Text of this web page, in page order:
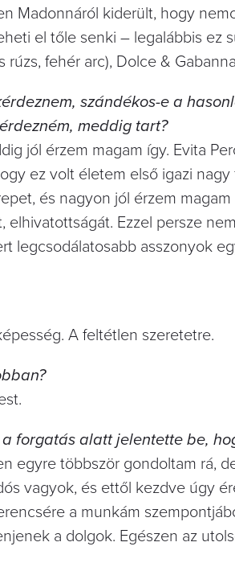
Madonnáról kiderült, hogy
el tőle senki – legalábbis ez
rúzs, fehér arc), Dolce &
szándékos-e a
meddig tart?
jól érzem magam így. Evita
ez volt életem első igazi
és nagyon jól érzem
elhivatottságát. Ezzel persze
legcsodálatosabb asszonyok
A feltétlen szeretetre.
forgatás alatt jelentette be,
egyre többször gondoltam rá,
vagyok, és ettől kezdve úgy
a munkám
a dolgok. Egészen az